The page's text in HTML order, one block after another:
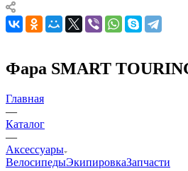
Фара SMART
Главная
—
Каталог
—
Аксессуары
ВелосипедыЭкипировкаЗапчасти